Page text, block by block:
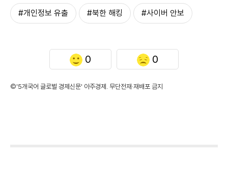
#개인정보 유출 #북한 해킹 #사이버 안보
0 0
©'5개국어 글로벌 경제신문' 아주경제. 무단전재·재배포 금지